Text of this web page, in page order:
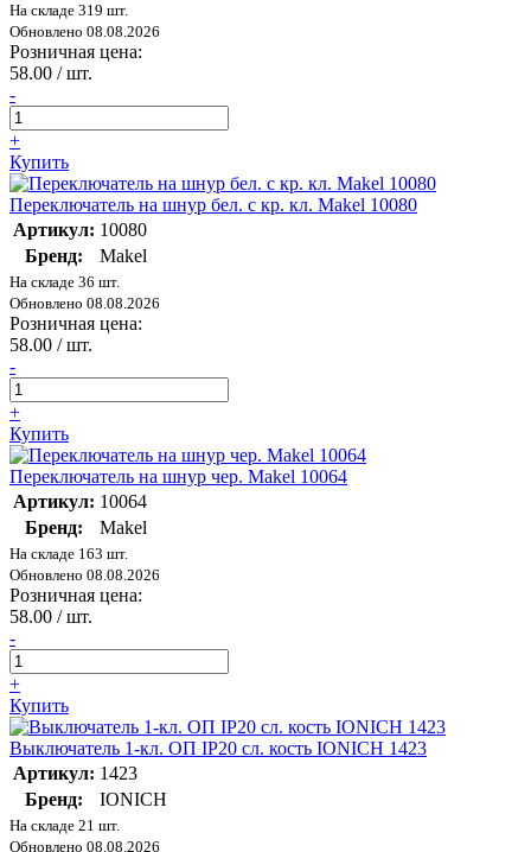
На складе 319 шт.
Обновлено 08.08.2026
Розничная цена:
58.00 / шт.
-
+
Купить
Переключатель на шнур бел. с кр. кл. Makel 10080
Артикул: 10080
Бренд:
Makel
На складе 36 шт.
Обновлено 08.08.2026
Розничная цена:
58.00 / шт.
-
+
Купить
Переключатель на шнур чер. Makel 10064
Артикул: 10064
Бренд:
Makel
На складе 163 шт.
Обновлено 08.08.2026
Розничная цена:
58.00 / шт.
-
+
Купить
Выключатель 1-кл. ОП IP20 сл. кость IONICH 1423
Артикул: 1423
Бренд:
IONICH
На складе 21 шт.
Обновлено 08.08.2026